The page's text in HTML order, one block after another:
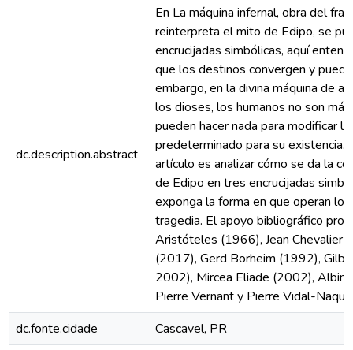
dc.description.abstract
En La máquina infernal, obra del
reinterpreta el mito de Edipo, se
encrucijadas simbólicas, aquí
que los destinos convergen y
embargo, en la divina máquina de
los dioses, los humanos no son
pueden hacer nada para modificar
predeterminado para su
artículo es analizar cómo se da la
de Edipo en tres encrucijadas
exponga la forma en que operan
tragedia. El apoyo bibliográfico
Aristóteles (1966), Jean Chevalier
(2017), Gerd Borheim (1992),
2002), Mircea Eliade (2002), Albin
Pierre Vernant y Pierre Vidal-
dc.fonte.cidade
Cascavel, PR